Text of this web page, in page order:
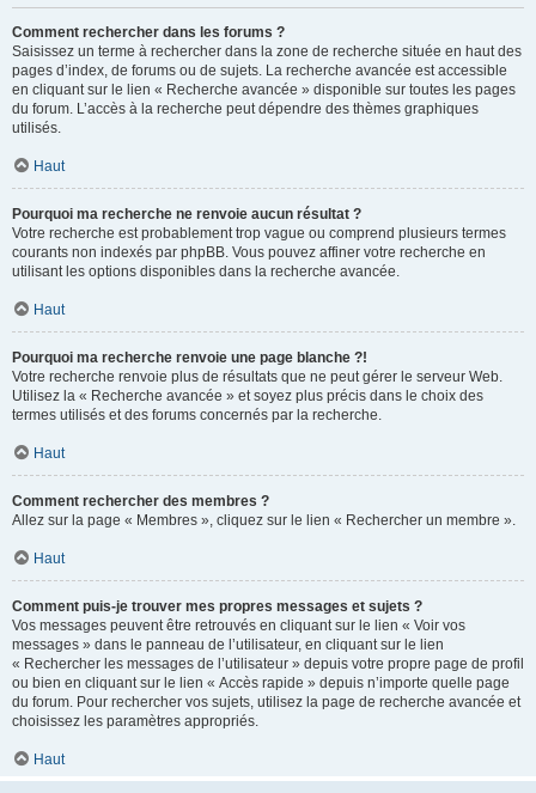
Comment rechercher dans les forums ?
Saisissez un terme à rechercher dans la zone de recherche située en haut des
pages d’index, de forums ou de sujets. La recherche avancée est accessible
en cliquant sur le lien « Recherche avancée » disponible sur toutes les pages
du forum. L’accès à la recherche peut dépendre des thèmes graphiques
utilisés.
Haut
Pourquoi ma recherche ne renvoie aucun résultat ?
Votre recherche est probablement trop vague ou comprend plusieurs termes
courants non indexés par phpBB. Vous pouvez affiner votre recherche en
utilisant les options disponibles dans la recherche avancée.
Haut
Pourquoi ma recherche renvoie une page blanche ?!
Votre recherche renvoie plus de résultats que ne peut gérer le serveur Web.
Utilisez la « Recherche avancée » et soyez plus précis dans le choix des
termes utilisés et des forums concernés par la recherche.
Haut
Comment rechercher des membres ?
Allez sur la page « Membres », cliquez sur le lien « Rechercher un membre ».
Haut
Comment puis-je trouver mes propres messages et sujets ?
Vos messages peuvent être retrouvés en cliquant sur le lien « Voir vos
messages » dans le panneau de l’utilisateur, en cliquant sur le lien
« Rechercher les messages de l’utilisateur » depuis votre propre page de profil
ou bien en cliquant sur le lien « Accès rapide » depuis n’importe quelle page
du forum. Pour rechercher vos sujets, utilisez la page de recherche avancée et
choisissez les paramètres appropriés.
Haut